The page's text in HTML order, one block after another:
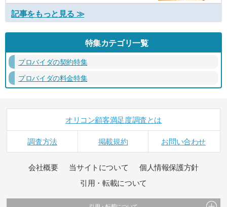
記事をもっと見る ≫
特集カテゴリ一覧
プロバイダの契約特集
プロバイダの料金特集
オリコン顧客満足度調査とは
調査方法 掲載規約 お問い合わせ
会社概要 当サイトについて
個人情報保護方針
引用・転載について